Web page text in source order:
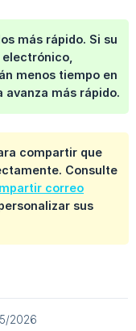
más rápido. Si su
menos tiempo en
más rápido.
compartir que
Consulte
correo
sus
2026